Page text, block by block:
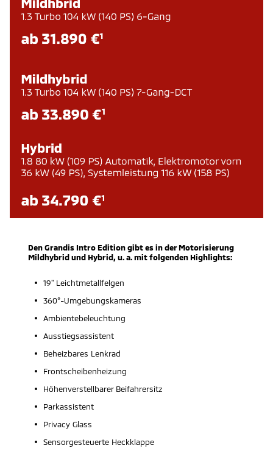
Den Grandis Intro Edition gibt es in der Motorisierung
Mildhybrid und Hybrid, u. a. mit folgenden Highlights:
19" Leichtmetallfelgen
360°-Umgebungskameras
Ambientebeleuchtung
Ausstiegsassistent
Beheizbares Lenkrad
Frontscheibenheizung
Höhenverstellbarer Beifahrersitz
Parkassistent
Privacy Glass
Sensorgesteuerte Heckklappe